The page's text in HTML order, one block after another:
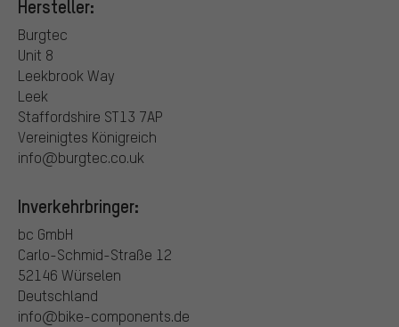
Hersteller:
Burgtec
Unit 8
Leekbrook Way
Leek
Staffordshire ST13 7AP
Vereinigtes Königreich
info@burgtec.co.uk
Inverkehrbringer:
bc GmbH
Carlo-Schmid-Straße 12
52146 Würselen
Deutschland
info@bike-components.de